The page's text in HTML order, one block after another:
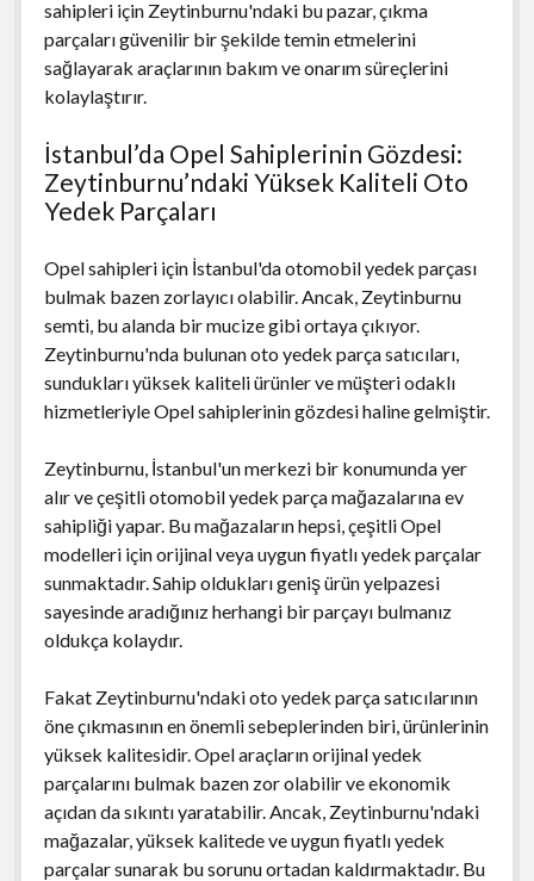
sahipleri için Zeytinburnu'ndaki bu pazar, çıkma
parçaları güvenilir bir şekilde temin etmelerini
sağlayarak araçlarının bakım ve onarım süreçlerini
kolaylaştırır.
İstanbul’da Opel Sahiplerinin Gözdesi:
Zeytinburnu’ndaki Yüksek Kaliteli Oto
Yedek Parçaları
Opel sahipleri için İstanbul'da otomobil yedek parçası
bulmak bazen zorlayıcı olabilir. Ancak, Zeytinburnu
semti, bu alanda bir mucize gibi ortaya çıkıyor.
Zeytinburnu'nda bulunan oto yedek parça satıcıları,
sundukları yüksek kaliteli ürünler ve müşteri odaklı
hizmetleriyle Opel sahiplerinin gözdesi haline gelmiştir.
Zeytinburnu, İstanbul'un merkezi bir konumunda yer
alır ve çeşitli otomobil yedek parça mağazalarına ev
sahipliği yapar. Bu mağazaların hepsi, çeşitli Opel
modelleri için orijinal veya uygun fiyatlı yedek parçalar
sunmaktadır. Sahip oldukları geniş ürün yelpazesi
sayesinde aradığınız herhangi bir parçayı bulmanız
oldukça kolaydır.
Fakat Zeytinburnu'ndaki oto yedek parça satıcılarının
öne çıkmasının en önemli sebeplerinden biri, ürünlerinin
yüksek kalitesidir. Opel araçların orijinal yedek
parçalarını bulmak bazen zor olabilir ve ekonomik
açıdan da sıkıntı yaratabilir. Ancak, Zeytinburnu'ndaki
mağazalar, yüksek kalitede ve uygun fiyatlı yedek
parçalar sunarak bu sorunu ortadan kaldırmaktadır. Bu